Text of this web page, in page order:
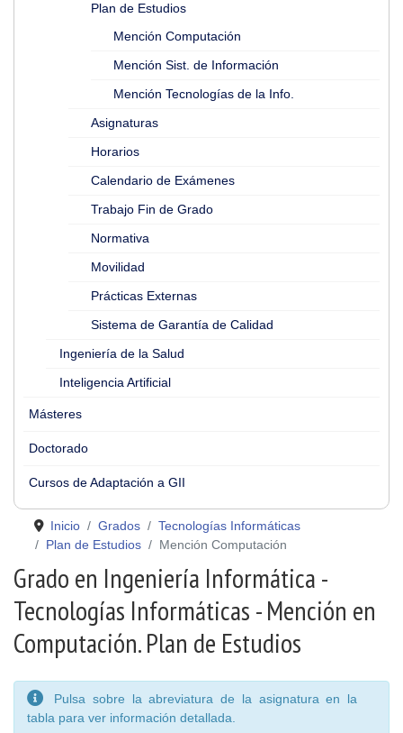
Plan de Estudios
Mención Computación
Mención Sist. de Información
Mención Tecnologías de la Info.
Asignaturas
Horarios
Calendario de Exámenes
Trabajo Fin de Grado
Normativa
Movilidad
Prácticas Externas
Sistema de Garantía de Calidad
Ingeniería de la Salud
Inteligencia Artificial
Másteres
Doctorado
Cursos de Adaptación a GII
Inicio Grados
Tecnologías Informáticas
Plan de Estudios
Mención Computación
Grado en Ingeniería Informática -
Tecnologías Informáticas - Mención en
Computación. Plan de Estudios
Pulsa sobre la abreviatura de la asignatura en la
tabla para ver información detallada.